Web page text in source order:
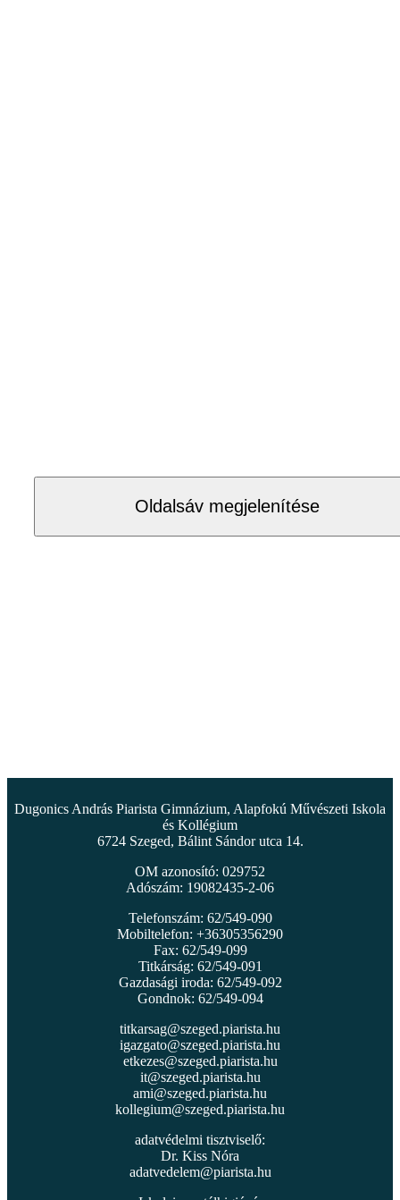
Oldalsáv megjelenítése
Dugonics András Piarista Gimnázium, Alapfokú Művészeti Iskola
és Kollégium
6724 Szeged, Bálint Sándor utca 14.
OM azonosító: 029752
Adószám: 19082435-2-06
Telefonszám: 62/549-090
Mobiltelefon: +36305356290
Fax: 62/549-099
Titkárság: 62/549-091
Gazdasági iroda: 62/549-092
Gondnok: 62/549-094
titkarsag@szeged.piarista.hu
igazgato@szeged.piarista.hu
etkezes@szeged.piarista.hu
it@szeged.piarista.hu
ami@szeged.piarista.hu
kollegium@szeged.piarista.hu
adatvédelmi tisztviselő:
Dr. Kiss Nóra
adatvedelem@piarista.hu